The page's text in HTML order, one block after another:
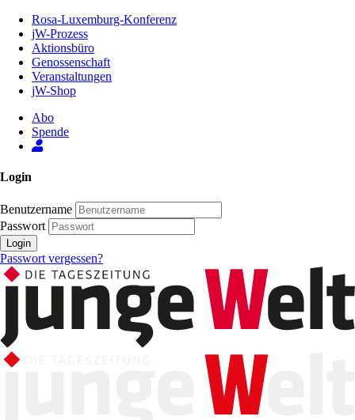
Inhalt
Seite
Rosa-Luxemburg-Konferenz
jW-Prozess
Aktionsbüro
Genossenschaft
Veranstaltungen
jW-Shop
Abo
Spende
Login
Benutzername
Passwort
Login
Passwort vergessen?